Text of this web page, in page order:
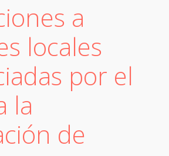
a
locales
por el
la
de